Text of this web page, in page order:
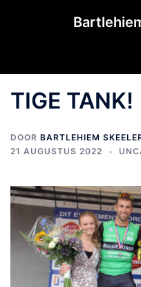
TIGE TANK!
DOOR BARTLEHIEM
21 AUGUSTUS 2022